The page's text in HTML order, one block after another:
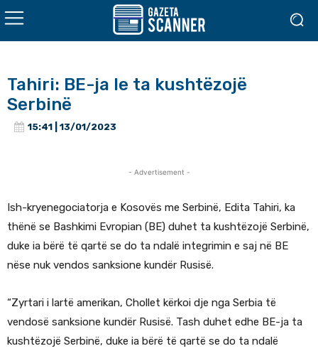
Tahiri: BE-ja le ta kushtëzojë
Serbinë
15:41 | 13/01/2023
- Advertisement -
Ish-kryenegociatorja e Kosovës me Serbinë, Edita Tahiri, ka
thënë se Bashkimi Evropian (BE) duhet ta kushtëzojë Serbinë,
duke ia bërë të qartë se do ta ndalë integrimin e saj në BE
nëse nuk vendos sanksione kundër Rusisë.
“Zyrtari i lartë amerikan, Chollet kërkoi dje nga Serbia të
vendosë sanksione kundër Rusisë. Tash duhet edhe BE-ja ta
kushtëzojë Serbinë, duke ia bërë të qartë se do ta ndalë